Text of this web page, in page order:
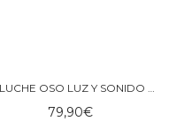
PELUCHE OSO LUZ Y SONIDO SAND MOONIE 2.0
79,90€